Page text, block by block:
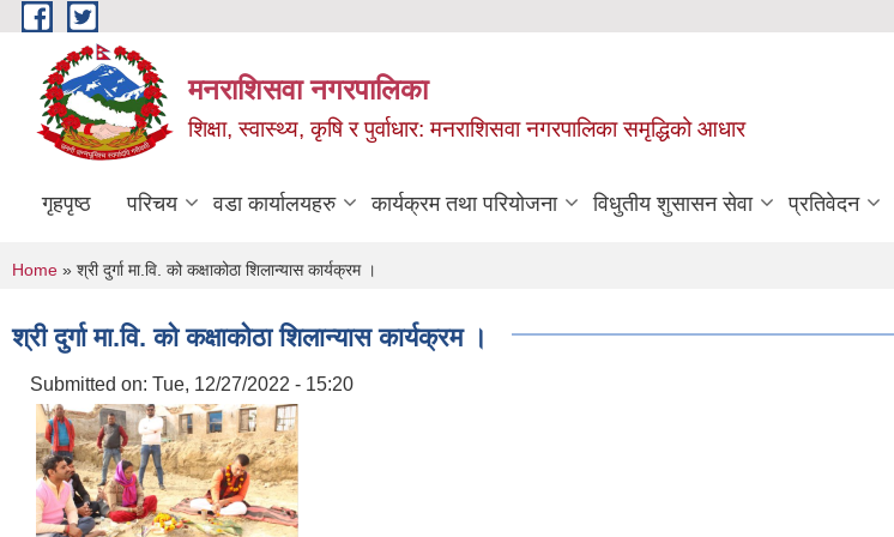
Skip to main content
मनराशिसवा नगरपालिका
शिक्षा, स्वास्थ्य, कृषि र पुर्वाधार: मनराशिसवा नगरपालिका समृद्धिको आधार
गृहपृष्ठ परिचय वडा कार्यालयहरु कार्यक्रम तथा परियोजना विधुतीय शुसासन सेवा प्रतिवेदन
You are here
Home » श्री दुर्गा मा.वि. को कक्षाकोठा शिलान्यास कार्यक्रम ।
श्री दुर्गा मा.वि. को कक्षाकोठा शिलान्यास कार्यक्रम ।
Submitted on: Tue, 12/27/2022 - 15:20